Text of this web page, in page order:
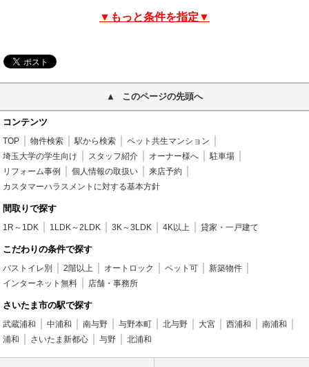
▼もっと条件を指定▼
このページの先頭へ
コンテンツ
TOP 物件検索 駅から検索
ペット共生マンション
埼玉大学の学生向け
スタッフ紹介 オーナー様へ
駐車場
リフォーム事例
個人情報の取扱い
来店予約
カスタマーハラスメントに対する基本方針
間取りで探す
1R～1DK 1LDK～2LDK 3K～3LDK 4K以上 貸家・一戸建て
こだわりの条件で探す
バストイレ別 2階以上 オートロック ペット可
新築物件
インターネット無料
店舗・事務所
さいたま市の駅で探す
武蔵浦和 中浦和 南与野 与野本町 北与野 大宮 西浦和
南浦和
浦和
さいたま新都心 与野 北浦和